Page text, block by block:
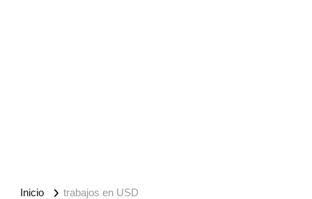
Inicio trabajos en USD